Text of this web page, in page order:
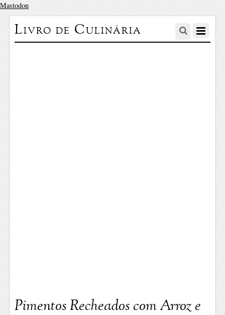
Mastodon
Livro de Culinária
Pimentos Recheados com Arroz e